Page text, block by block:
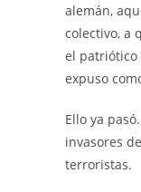
alemán,
colectivo, a
el patriótico
expuso
Ello ya
invasores
terroristas.